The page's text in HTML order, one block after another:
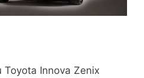
Innova Zenix